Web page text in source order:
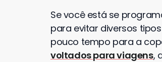
Se você está se
para evitar diversos
pouco tempo para a
voltados para viagens,